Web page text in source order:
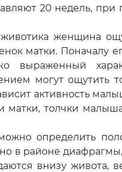
20 недель,
женщина
матки. Поначалу
выраженный
могут ощутить
активность
матки, толчки
определить
в районе
внизу живота,